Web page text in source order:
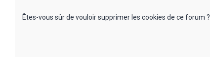
Êtes-vous sûr de vouloir supprimer les cookies de ce forum ?